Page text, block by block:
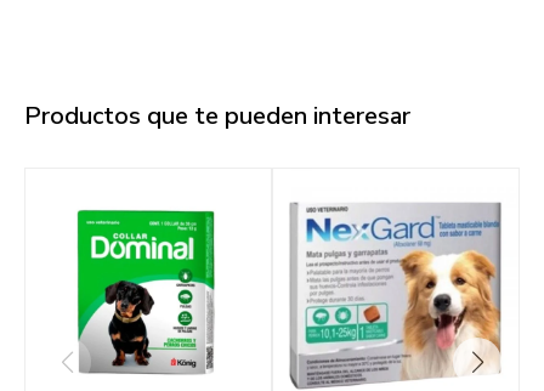
Productos que te pueden interesar